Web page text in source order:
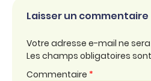
Laisser un commentaire
Votre adresse e-mail ne
Les champs obligatoires sont
Commentaire *